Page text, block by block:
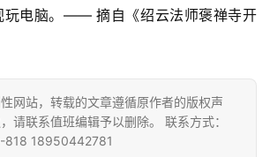
玩电脑。—— 摘自《绍云法师褒禅寺开
网站，转载的文章遵循原作者的版权声
请联系值班编辑予以删除。 联系方式：
18950442781